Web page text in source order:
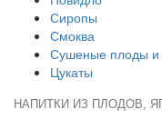
Сиропы
Смоква
Сушеные плоды и
Цукаты
НАПИТКИ ИЗ ПЛОДОВ,